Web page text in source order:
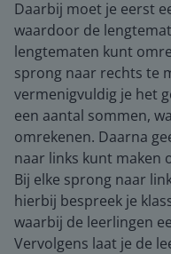
Daarbij moet je eerst
waardoor de
lengtematen kunt
sprong naar rechts te
vermenigvuldig je het
een aantal sommen,
omrekenen. Daarna
naar links kunt maken
Bij elke sprong naar
hierbij bespreek je
waarbij de leerlingen
Vervolgens laat je de